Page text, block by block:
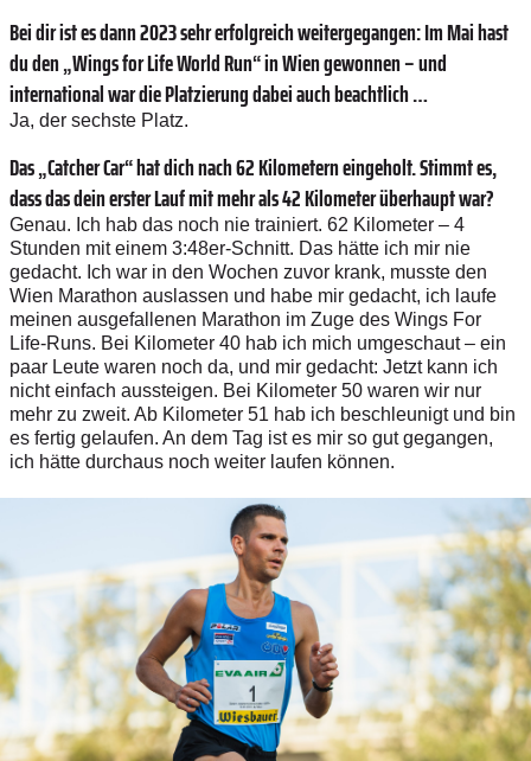
Bei dir ist es dann 2023 sehr erfolgreich weitergegangen: Im Mai hast
du den „Wings for Life World Run“ in Wien gewonnen – und
international war die Platzierung dabei auch beachtlich …
Ja, der sechste Platz.
Das „Catcher Car“ hat dich nach 62 Kilometern eingeholt. Stimmt es,
dass das dein erster Lauf mit mehr als 42 Kilometer überhaupt war?
Genau. Ich hab das noch nie trainiert. 62 Kilometer – 4
Stunden mit einem 3:48er-Schnitt. Das hätte ich mir nie
gedacht. Ich war in den Wochen zuvor krank, musste den
Wien Marathon auslassen und habe mir gedacht, ich laufe
meinen ausgefallenen Marathon im Zuge des Wings For
Life-Runs. Bei Kilometer 40 hab ich mich umgeschaut – ein
paar Leute waren noch da, und mir gedacht: Jetzt kann ich
nicht einfach aussteigen. Bei Kilometer 50 waren wir nur
mehr zu zweit. Ab Kilometer 51 hab ich beschleunigt und bin
es fertig gelaufen. An dem Tag ist es mir so gut gegangen,
ich hätte durchaus noch weiter laufen können.